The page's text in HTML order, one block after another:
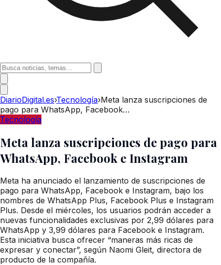
DiarioDigital.es›Tecnología›Meta lanza suscripciones de
pago para WhatsApp, Facebook…
Tecnología
Meta lanza suscripciones de pago para
WhatsApp, Facebook e Instagram
Meta ha anunciado el lanzamiento de suscripciones de
pago para WhatsApp, Facebook e Instagram, bajo los
nombres de WhatsApp Plus, Facebook Plus e Instagram
Plus. Desde el miércoles, los usuarios podrán acceder a
nuevas funcionalidades exclusivas por 2,99 dólares para
WhatsApp y 3,99 dólares para Facebook e Instagram.
Esta iniciativa busca ofrecer “maneras más ricas de
expresar y conectar”, según Naomi Gleit, directora de
producto de la compañía.